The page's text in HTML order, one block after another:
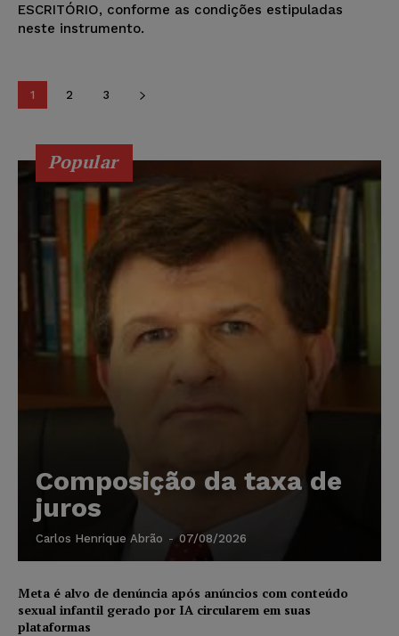
ESCRITÓRIO, conforme as condições estipuladas
neste instrumento.
1 2 3
Popular
Composição da taxa de
juros
Carlos Henrique Abrão - 07/08/2026
Meta é alvo de denúncia após anúncios com conteúdo
sexual infantil gerado por IA circularem em suas
plataformas